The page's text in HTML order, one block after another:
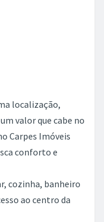
localização,
valor que cabe no
Carpes Imóveis
conforto e
cozinha, banheiro
ao centro da